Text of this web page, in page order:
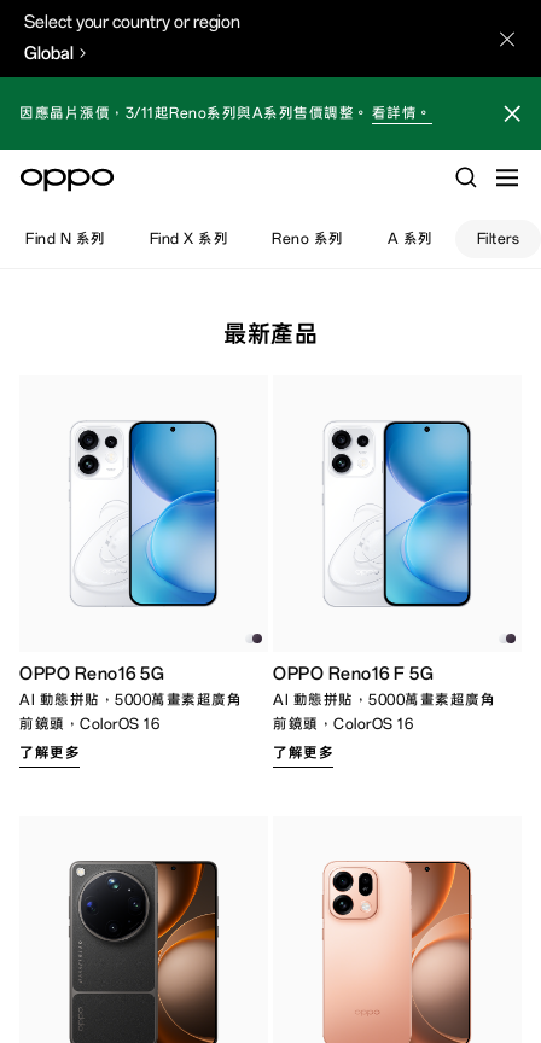
Select your country or region
Global
因應晶片漲價，3/11起Reno系列與A系列售價調整。 看詳情。
Find N 系列 Find X 系列 Reno 系列 A 系列 Filters
最新產品
OPPO Reno16 5G
AI 動態拼貼，5000萬畫素超廣角
前鏡頭，ColorOS 16
了解更多
OPPO Reno16 F 5G
AI 動態拼貼，5000萬畫素超廣角
前鏡頭，ColorOS 16
了解更多